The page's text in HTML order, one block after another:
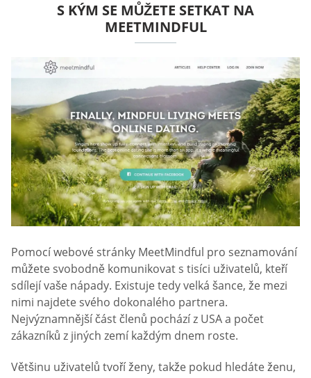
S KÝM SE MŮŽETE SETKAT NA
MEETMINDFUL
Pomocí webové stránky MeetMindful pro seznamování
můžete svobodně komunikovat s tisíci uživatelů, kteří
sdílejí vaše nápady. Existuje tedy velká šance, že mezi
nimi najdete svého dokonalého partnera.
Nejvýznamnější část členů pochází z USA a počet
zákazníků z jiných zemí každým dnem roste.
Většinu uživatelů tvoří ženy, takže pokud hledáte ženu,